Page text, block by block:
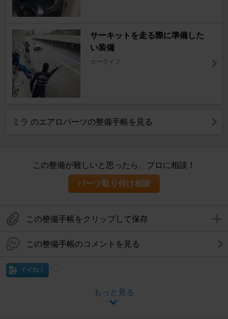
サーキットを走る際に準備した
い装備
カーライフ
ミラ のエアロパーツの整備手帳を見る
この整備が難しいと思ったら、プロに相談！
パーツ取り付け相談
この整備手帳をクリップして保存
この整備手帳のコメントを見る
イイね！
もっと見る